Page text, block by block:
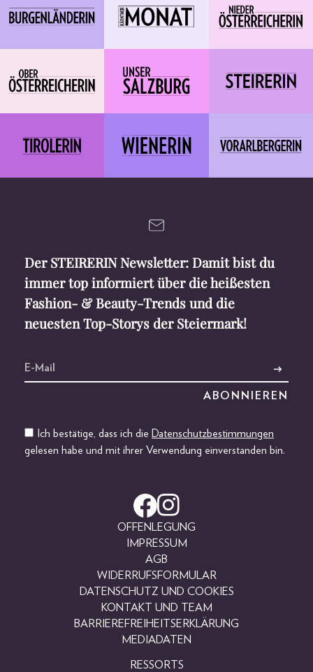
Der STEIRERIN Newsletter: Damit bist du
immer top informiert über die heißesten
Fashion- & Beauty-Trends und die
neuesten Top-Storys der Steiermark!
Ich bestätige, dass ich die Datenschutzbestimmungen
gelesen habe und mit ihrer Verwendung einverstanden bin.
OFFENLEGUNG
IMPRESSUM
AGB
WIDERRUFSFORMULAR
DATENSCHUTZ UND COOKIES
KONTAKT UND TEAM
BARRIEREFREIHEITSERKLÄRUNG
MEDIADATEN
RESSORTS